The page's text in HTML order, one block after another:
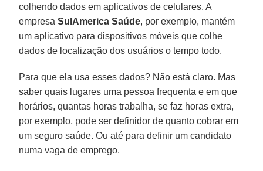
colhendo dados em aplicativos de celulares. A
empresaSulAmerica Saúde, por exemplo, mantém
um aplicativo para dispositivos móveis que colhe
dados de localização dos usuários o tempo todo.
Para que ela usa esses dados? Não está claro. Mas
saber quais lugares uma pessoa frequenta e em que
horários, quantas horas trabalha, se faz horas extra,
por exemplo, pode ser definidor de quanto cobrar em
um seguro saúde. Ou até para definir um candidato
numa vaga de emprego.